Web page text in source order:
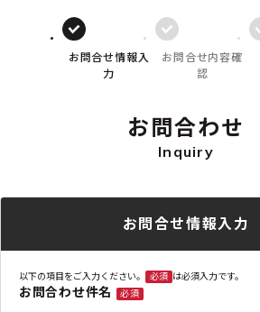
お問合せ情報入
力
お問合せ内容確
認
お問合わせ
Inquiry
お問合せ情報入力
以下の項目をご入力ください。 必須 は必須入力です。
お問合わせ件名 必須